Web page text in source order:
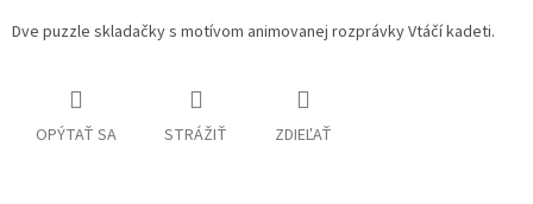
Dve puzzle skladačky s motívom animovanej rozprávky Vtáčí kadeti.
OPÝTAŤ SA STRÁŽIŤ ZDIEĽAŤ